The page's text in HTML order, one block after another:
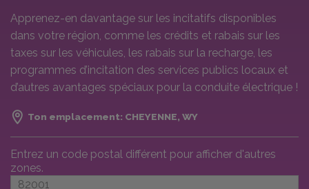
Apprenez-en davantage sur les incitatifs disponibles
dans votre région, comme les crédits et rabais sur les
taxes sur les véhicules, les rabais sur la recharge, les
programmes d’incitation des services publics locaux et
d’autres avantages spéciaux pour la conduite électrique !
Ton emplacement: CHEYENNE, WY
Entrez un code postal différent pour afficher d'autres
zones.